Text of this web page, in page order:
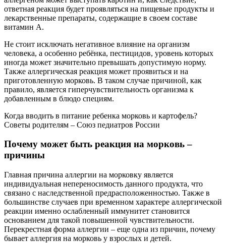
ответная реакция будет проявляться на пищевые продукты и
лекарственные препараты, содержащие в своем составе
витамин А.
Не стоит исключать негативное влияние на организм
человека, а особенно ребёнка, пестицидов, уровень которых
иногда может значительно превышать допустимую норму.
Также аллергическая реакция может проявиться и на
приготовленную морковь. В таком случае причиной, как
правило, является гиперчувствительность организма к
добавленным в блюдо специям.
Когда вводить в питание ребенка морковь и картофель?
Советы родителям – Союз педиатров России
Почему может быть реакция на морковь –
причины
Главная причина аллергии на морковку является
индивидуальная непереносимость данного продукта, что
связано с наследственной предрасположенностью. Также в
большинстве случаев при временном характере аллергической
реакции именно ослабленный иммунитет становится
основанием для такой повышенной чувствительности.
Перекрестная форма аллергии – еще одна из причин, почему
бывает аллергия на морковь у взрослых и детей.